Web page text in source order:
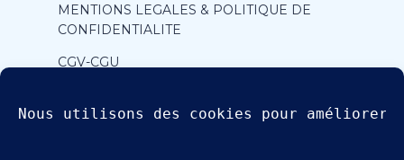
MENTIONS LEGALES & POLITIQUE DE
CONFIDENTIALITE
CGV-CGU